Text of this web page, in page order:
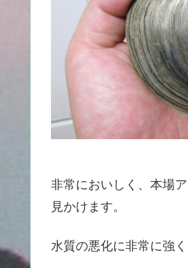
非常においしく、本場
見かけます。
水質の悪化に非常に強